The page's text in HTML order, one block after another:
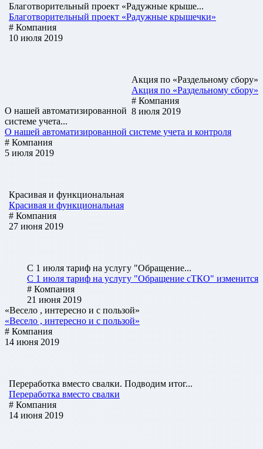
Благотворительный проект «Радужные крыше...
Благотворительный проект «Радужные крышечки»
# Компания
10 июля 2019
Акция по «Раздельному сбору»
Акция по «Раздельному сбору»
# Компания
8 июля 2019
О нашей автоматизированной
системе учета...
О нашей автоматизированной системе учета и контроля
# Компания
5 июля 2019
Красивая и функциональная
Красивая и функциональная
# Компания
27 июня 2019
С 1 июля тариф на услугу "Обращение...
С 1 июля тариф на услугу "Обращение сТКО" изменится
# Компания
21 июня 2019
«Весело , интересно и с пользой»
«Весело , интересно и с пользой»
# Компания
14 июня 2019
Переработка вместо свалки. Подводим итог...
Переработка вместо свалки
# Компания
14 июня 2019